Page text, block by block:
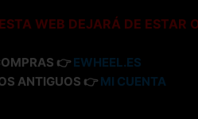
ESTA WEB DEJARÁ DE ESTAR
👉 EWHEEL.ES
ANTIGUOS 👉 MI CUENTA